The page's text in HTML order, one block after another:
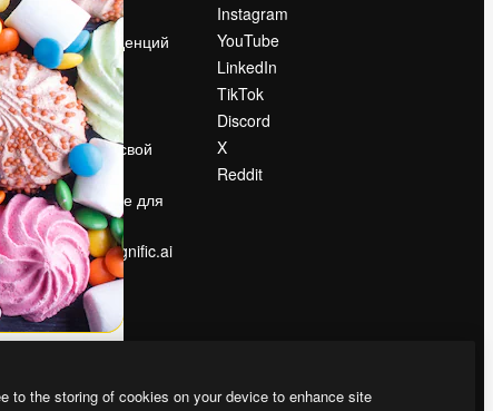
Вакансии
Поиск тенденций
Блог
События
Slidesgo
Продайте свой
контент
Помещение для
прессы
Ищете magnific.ai
Instagram
YouTube
LinkedIn
TikTok
Discord
X
Reddit
to the storing of cookies on your device to enhance site